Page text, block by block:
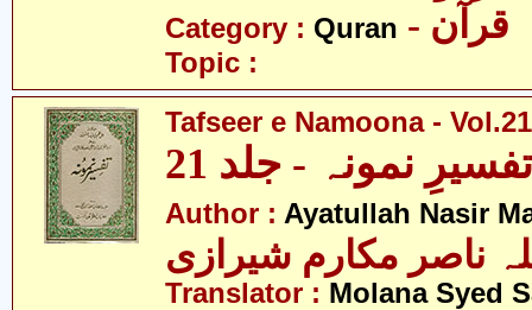
Category : Quran - قرآن
Topic :
Tafseer e Namoona - Vol.21
تفسیرِ نمونہ - جلد 21
Author : Ayatullah Nasir
ناصر مکارم شیرازی
Translator : Molana Syed